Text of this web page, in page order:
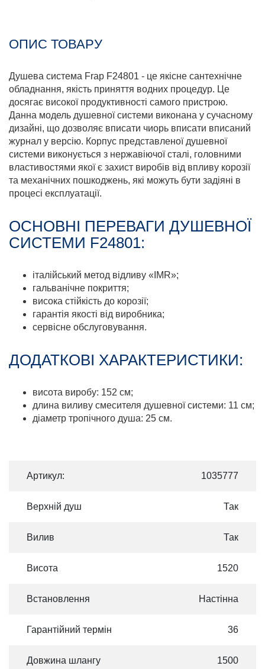
ОПИС ТОВАРУ
Душева система Frap F24801 - це якісне сантехнічне
обладнання, якість приняття водних процедур. Це
досягає високої продуктивності самого пристрою.
Данна модель душевної системи виконана у сучасному
дизайні, що дозволяє вписати чиорь вписати вписаний
журнал у версію. Корпус представленої душевної
системи виконується з нержавіючої сталі, головними
властивостями якої є захист виробів від впливу корозії
та механічних пошкоджень, які можуть бути задіяні в
процесі експлуатації.
ОСНОВНІ ПЕРЕВАГИ ДУШЕВНОЇ
СИСТЕМИ F24801:
італійський метод відливу «IMR»;
гальванічне покриття;
висока стійкість до корозії;
гарантія якості від виробника;
сервісне обслуговування.
ДОДАТКОВІ ХАРАКТЕРИСТИКИ:
висота виробу: 152 см;
длина виливу смесителя душевної системи: 11 см;
діаметр тропічного душа: 25 см.
Артикул: 1035777
Верхній душ Так
Вилив Так
Висота 1520
Встановлення Настінна
Гарантійний термін 36
Довжина шлангу 1500